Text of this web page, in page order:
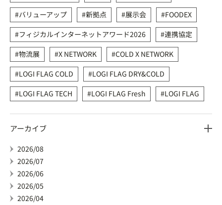
バリューアップ
新拠点 展示会
FOODEX
フィジカルインターネットアワード2026
連携協定
物流展
X NETWORK
COLD X NETWORK
LOGI FLAG COLD
LOGI FLAG DRY&COLD
LOGI FLAG TECH
LOGI FLAG Fresh LOGI FLAG
アーカイブ
2026/08
2026/07
2026/06
2026/05
2026/04